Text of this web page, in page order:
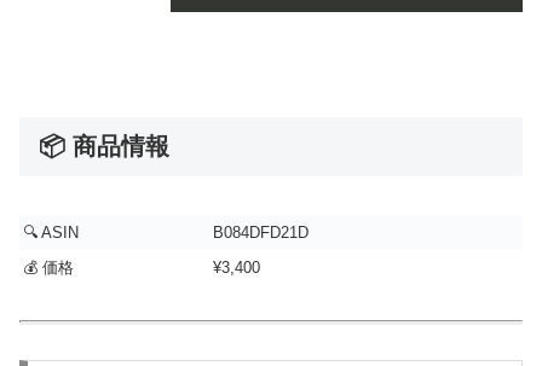
📦 商品情報
🔍 ASIN
B084DFD21D
💰 価格
¥3,400